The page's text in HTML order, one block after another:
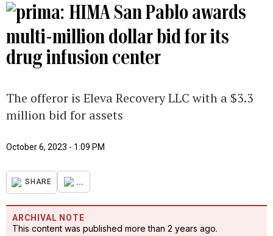
HIMA San Pablo awards
multi-million dollar bid for its
drug infusion center
The offeror is Eleva Recovery LLC with a $3.3
million bid for assets
October 6, 2023 - 1:09 PM
SHARE ...
ARCHIVAL NOTE
This content was published more than 2 years ago.